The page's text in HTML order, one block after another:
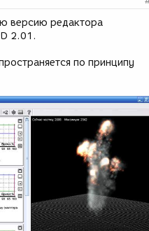
версию редактора
2.01.
по принципу